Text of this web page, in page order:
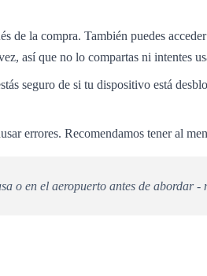
la compra. También puedes
así que no lo compartas ni intentes
seguro de si tu dispositivo está
errores. Recomendamos tener al
o en el aeropuerto antes de abordar